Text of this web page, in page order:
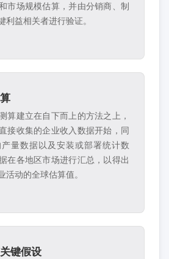
市场规模估算，并由分销商、制
利益相关者进行验证。
算建立在自下而上的方法之上，
接收集的企业收入数据开始，同
量数据以及安装或部署统计数
在各地区市场进行汇总，以得出
活动的全球估算值。
键假设